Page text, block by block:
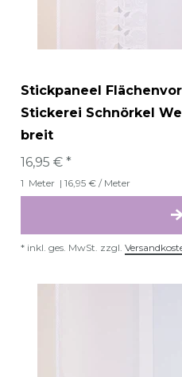
Stickpaneel
Stickerei Schnörkel
breit
16,95 € *
1 Meter | 16,95 € / Meter
* inkl. ges. MwSt. zzgl.